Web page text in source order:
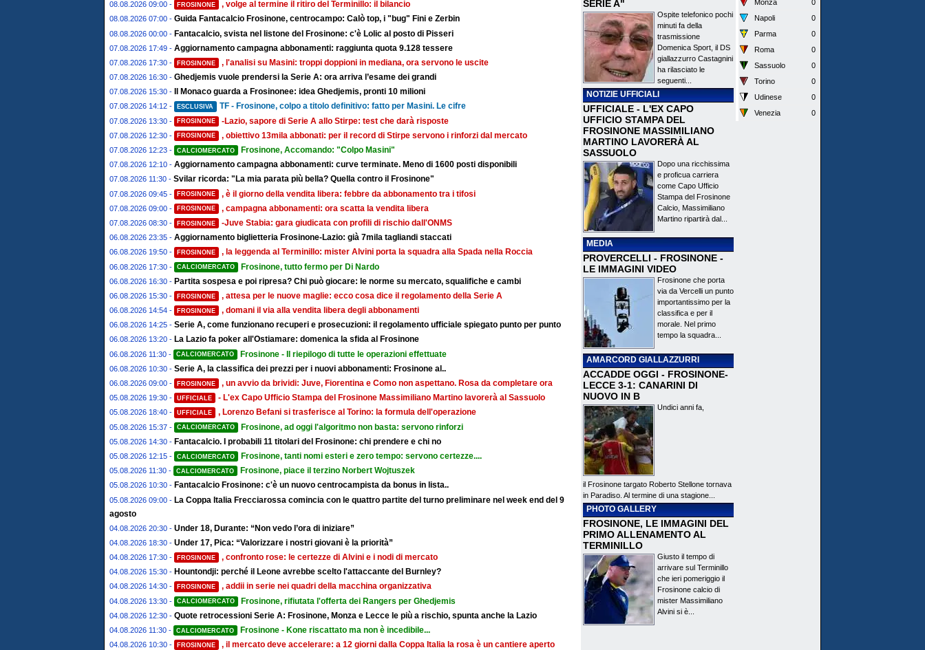
08.08.2026 09:00 - FROSINONE , volge al termine il ritiro del Terminillo: il bilancio
08.08.2026 07:00 - Guida Fantacalcio Frosinone, centrocampo: Calò top, i "bug" Fini e Zerbin
08.08.2026 00:00 - Fantacalcio, svista nel listone del Frosinone: c'è Lolic al posto di Pisseri
07.08.2026 17:49 - Aggiornamento campagna abbonamenti: raggiunta quota 9.128 tessere
07.08.2026 17:30 - FROSINONE , l'analisi su Masini: troppi doppioni in mediana, ora servono le uscite
07.08.2026 16:30 - Ghedjemis vuole prendersi la Serie A: ora arriva l’esame dei grandi
07.08.2026 15:30 - Il Monaco guarda a Frosinonee: idea Ghedjemis, pronti 10 milioni
07.08.2026 14:12 - ESCLUSIVA TF - Frosinone, colpo a titolo definitivo: fatto per Masini. Le cifre
07.08.2026 13:30 - FROSINONE -Lazio, sapore di Serie A allo Stirpe: test che darà risposte
07.08.2026 12:30 - FROSINONE , obiettivo 13mila abbonati: per il record di Stirpe servono i rinforzi dal mercato
07.08.2026 12:23 - CALCIOMERCATO Frosinone, Accomando: "Colpo Masini"
07.08.2026 12:10 - Aggiornamento campagna abbonamenti: curve terminate. Meno di 1600 posti disponibili
07.08.2026 11:30 - Svilar ricorda: "La mia parata più bella? Quella contro il Frosinone"
07.08.2026 09:45 - FROSINONE , è il giorno della vendita libera: febbre da abbonamento tra i tifosi
07.08.2026 09:00 - FROSINONE , campagna abbonamenti: ora scatta la vendita libera
07.08.2026 08:30 - FROSINONE -Juve Stabia: gara giudicata con profili di rischio dall'ONMS
06.08.2026 23:35 - Aggiornamento biglietteria Frosinone-Lazio: già 7mila tagliandi staccati
06.08.2026 19:50 - FROSINONE , la leggenda al Terminillo: mister Alvini porta la squadra alla Spada nella Roccia
06.08.2026 17:30 - CALCIOMERCATO Frosinone, tutto fermo per Di Nardo
06.08.2026 16:30 - Partita sospesa e poi ripresa? Chi può giocare: le norme su mercato, squalifiche e cambi
06.08.2026 15:30 - FROSINONE , attesa per le nuove maglie: ecco cosa dice il regolamento della Serie A
06.08.2026 14:54 - FROSINONE , domani il via alla vendita libera degli abbonamenti
06.08.2026 14:25 - Serie A, come funzionano recuperi e prosecuzioni: il regolamento ufficiale spiegato punto per punto
06.08.2026 13:20 - La Lazio fa poker all'Ostiamare: domenica la sfida al Frosinone
06.08.2026 11:30 - CALCIOMERCATO Frosinone - Il riepilogo di tutte le operazioni effettuate
06.08.2026 10:30 - Serie A, la classifica dei prezzi per i nuovi abbonamenti: Frosinone al..
06.08.2026 09:00 - FROSINONE , un avvio da brividi: Juve, Fiorentina e Como non aspettano. Rosa da completare ora
05.08.2026 19:30 - UFFICIALE - L'ex Capo Ufficio Stampa del Frosinone Massimiliano Martino lavorerà al Sassuolo
05.08.2026 18:40 - UFFICIALE , Lorenzo Befani si trasferisce al Torino: la formula dell'operazione
05.08.2026 15:37 - CALCIOMERCATO Frosinone, ad oggi l'algoritmo non basta: servono rinforzi
05.08.2026 14:30 - Fantacalcio. I probabili 11 titolari del Frosinone: chi prendere e chi no
05.08.2026 12:15 - CALCIOMERCATO Frosinone, tanti nomi esteri e zero tempo: servono certezze....
05.08.2026 11:30 - CALCIOMERCATO Frosinone, piace il terzino Norbert Wojtuszek
05.08.2026 10:30 - Fantacalcio Frosinone: c'è un nuovo centrocampista da bonus in lista..
05.08.2026 09:00 - La Coppa Italia Frecciarossa comincia con le quattro partite del turno preliminare nel week end del 9
agosto
04.08.2026 20:30 - Under 18, Durante: “Non vedo l’ora di iniziare”
04.08.2026 18:30 - Under 17, Pica: “Valorizzare i nostri giovani è la priorità”
04.08.2026 17:30 - FROSINONE , confronto rose: le certezze di Alvini e i nodi di mercato
04.08.2026 15:30 - Hountondji: perché il Leone avrebbe scelto l'attaccante del Burnley?
04.08.2026 14:30 - FROSINONE , addii in serie nei quadri della macchina organizzativa
04.08.2026 13:30 - CALCIOMERCATO Frosinone, rifiutata l'offerta dei Rangers per Ghedjemis
04.08.2026 12:30 - Quote retrocessioni Serie A: Frosinone, Monza e Lecce le più a rischio, spunta anche la Lazio
04.08.2026 11:30 - CALCIOMERCATO Frosinone - Kone riscattato ma non è incedibile...
04.08.2026 10:30 - FROSINONE , il mercato deve accelerare: a 12 giorni dalla Coppa Italia la rosa è un cantiere aperto
SERIE A"
Ospite telefonico pochi
minuti fa della
trasmissione
Domenica Sport, il DS
giallazzurro Castagnini
ha rilasciato le
seguenti...
NOTIZIE UFFICIALI
UFFICIALE - L'EX CAPO
UFFICIO STAMPA DEL
FROSINONE MASSIMILIANO
MARTINO LAVORERÀ AL
SASSUOLO
Dopo una ricchissima
e proficua carriera
come Capo Ufficio
Stampa del Frosinone
Calcio, Massimiliano
Martino ripartirà dal...
MEDIA
PROVERCELLI - FROSINONE -
LE IMMAGINI VIDEO
Frosinone che porta
via da Vercelli un punto
importantissimo per la
classifica e per il
morale. Nel primo
tempo la squadra...
AMARCORD GIALLAZZURRI
ACCADDE OGGI - FROSINONE-
LECCE 3-1: CANARINI DI
NUOVO IN B
Undici anni fa,
il Frosinone targato Roberto Stellone tornava
in Paradiso. Al termine di una stagione...
PHOTO GALLERY
FROSINONE, LE IMMAGINI DEL
PRIMO ALLENAMENTO AL
TERMINILLO
Giusto il tempo di
arrivare sul Terminillo
che ieri pomeriggio il
Frosinone calcio di
mister Massimiliano
Alvini si è...
Monza
0
Napoli
0
Parma
0
Roma
0
Sassuolo
0
Torino
0
Udinese
0
Venezia
0